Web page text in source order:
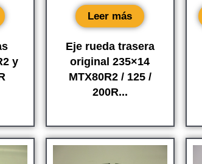
y
Eje rueda trasera
original 235×14
MTX80R2 / 125 /
200R...
Leer más